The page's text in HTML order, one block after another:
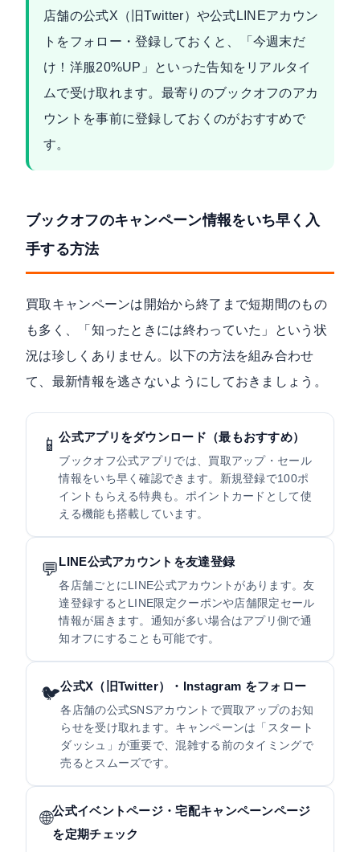
店舗の公式X（旧Twitter）や公式LINEアカウン
トをフォロー・登録しておくと、「今週末だ
け！洋服20%UP」といった告知をリアルタイ
ムで受け取れます。最寄りのブックオフのアカ
ウントを事前に登録しておくのがおすすめで
す。
ブックオフのキャンペーン情報をいち早く入
手する方法
買取キャンペーンは開始から終了まで短期間のもの
も多く、「知ったときには終わっていた」という状
況は珍しくありません。以下の方法を組み合わせ
て、最新情報を逃さないようにしておきましょう。
📱 公式アプリをダウンロード（最もおすすめ）
ブックオフ公式アプリでは、買取アップ・セール
情報をいち早く確認できます。新規登録で100ポ
イントもらえる特典も。ポイントカードとして使
える機能も搭載しています。
💬 LINE公式アカウントを友達登録
各店舗ごとにLINE公式アカウントがあります。友
達登録するとLINE限定クーポンや店舗限定セール
情報が届きます。通知が多い場合はアプリ側で通
知オフにすることも可能です。
🐦公式X（旧Twitter）・Instagram をフォロー
各店舗の公式SNSアカウントで買取アップのお知
らせを受け取れます。キャンペーンは「スタート
ダッシュ」が重要で、混雑する前のタイミングで
売るとスムーズです。
🌐公式イベントページ・宅配キャンペーンページ
を定期チェック